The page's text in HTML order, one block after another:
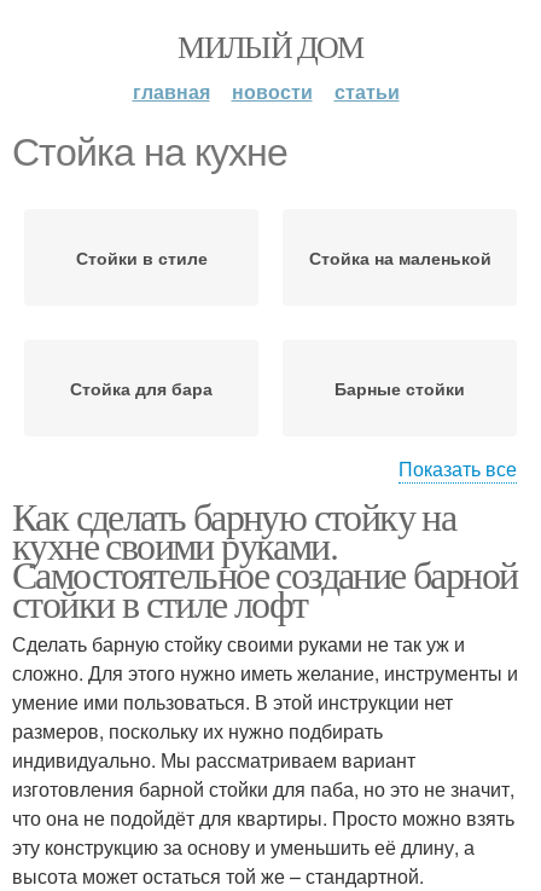
МИЛЫЙ ДОМ
главная новости статьи
Стойка на кухне
Стойки в стиле Стойка на маленькой
Стойка для бара Барные стойки
Стойка в квартире
Стойка в домашних
условиях
Руки для кухни Стойка из паллет
Стойки на кухне Стойка из доски
Показать все
Как сделать барную стойку на
кухне своими руками.
Самостоятельное создание барной
стойки в стиле лофт
Сделать барную стойку своими руками не так уж и
сложно. Для этого нужно иметь желание, инструменты и
умение ими пользоваться. В этой инструкции нет
размеров, поскольку их нужно подбирать
индивидуально. Мы рассматриваем вариант
изготовления барной стойки для паба, но это не значит,
что она не подойдёт для квартиры. Просто можно взять
эту конструкцию за основу и уменьшить её длину, а
высота может остаться той же – стандартной.